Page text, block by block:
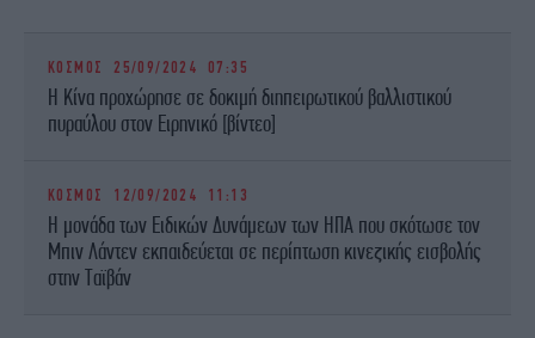
ΚΟΣΜΟΣ 25/09/2024 07:35
H Κίνα προχώρησε σε δοκιμή διηπειρωτικού βαλλιστικού
πυραύλου στον Ειρηνικό [βίντεο]
ΚΟΣΜΟΣ 12/09/2024 11:13
H μονάδα των Ειδικών Δυνάμεων των ΗΠΑ που σκότωσε τον
Μπιν Λάντεν εκπαιδεύεται σε περίπτωση κινεζικής εισβολής
στην Ταϊβάν